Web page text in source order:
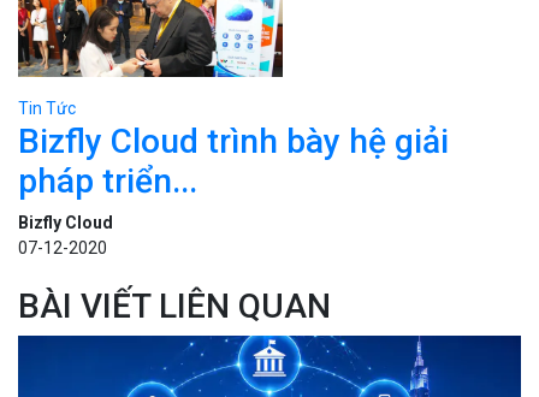
Tin Tức
Bizfly Cloud trình bày hệ giải
pháp triển...
Bizfly Cloud
07-12-2020
BÀI VIẾT LIÊN QUAN